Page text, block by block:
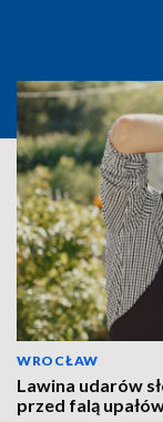
WROCŁAW
Lawina udarów
przed falą